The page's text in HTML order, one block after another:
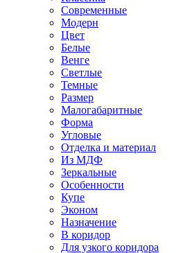
Современные
Модерн
Цвет
Белые
Венге
Светлые
Темные
Размер
Малогабаритные
Форма
Угловые
Отделка и материал
Из МДФ
Зеркальные
Особенности
Купе
Эконом
Назначение
В коридор
Для узкого коридора